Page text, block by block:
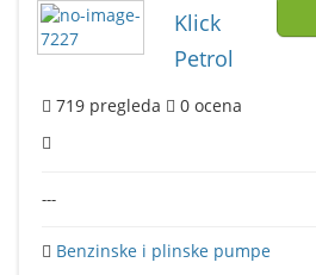
Klick
Petrol
719 pregleda 0 ocena
---
Benzinske i plinske pumpe